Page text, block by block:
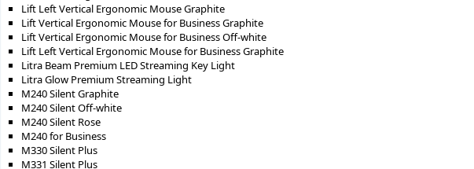
Lift Left Vertical Ergonomic Mouse Graphite
Lift Vertical Ergonomic Mouse for Business Graphite
Lift Vertical Ergonomic Mouse for Business Off-white
Lift Left Vertical Ergonomic Mouse for Business Graphite
Litra Beam Premium LED Streaming Key Light
Litra Glow Premium Streaming Light
M240 Silent Graphite
M240 Silent Off-white
M240 Silent Rose
M240 for Business
M330 Silent Plus
M331 Silent Plus